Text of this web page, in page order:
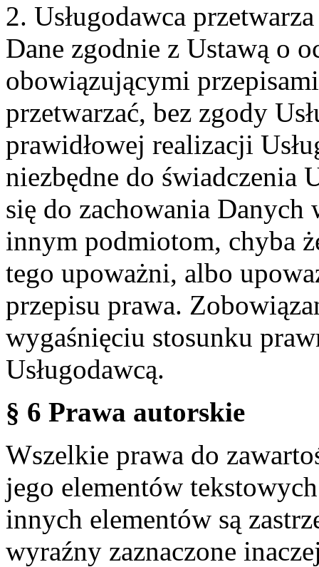
2. Usługodawca
Dane zgodnie z Ustawą o
obowiązującymi
przetwarzać, bez zgody
prawidłowej realizacji
niezbędne do świadczenia
się do zachowania
innym podmiotom, chyba
tego upoważni, albo
przepisu prawa.
wygaśnięciu stosunku
Usługodawcą.
§ 6 Prawa autorskie
Wszelkie prawa do
jego elementów
innych elementów są
wyraźny zaznaczone